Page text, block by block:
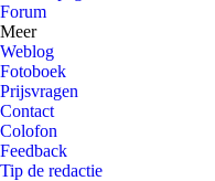
Forum
Meer
Weblog
Fotoboek
Prijsvragen
Contact
Colofon
Feedback
Tip de redactie